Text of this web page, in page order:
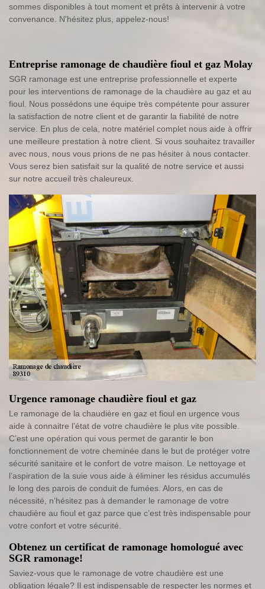
sommes disponibles à tout moment et prêts à intervenir à votre
convenance. N'hésitez plus, appelez-nous!
Entreprise ramonage de chaudière fioul et gaz Molay
SGR ramonage est une entreprise professionnelle et experte
pour les interventions de ramonage de la chaudière au gaz et au
fioul. Nous possédons une équipe très compétente pour assurer
la satisfaction de notre client et de garantir la fiabilité de notre
service. En plus de cela, notre matériel complet nous aide à offrir
une meilleure prestation à notre client. Si vous souhaitez travailler
avec nous, nous vous prions de ne pas hésiter à nous contacter.
Vous serez bien satisfait sur la qualité de notre service et aussi
sur notre accueil très chaleureux.
Urgence ramonage chaudière fioul et gaz
Le ramonage de la chaudière en gaz et fioul en urgence vous
aide à connaitre l’état de votre chaudière le plus vite possible.
C’est une opération qui vous permet de garantir le bon
fonctionnement de votre cheminée dans le but de protéger votre
sécurité sanitaire et le confort de votre maison. Le nettoyage et
l’aspiration de la suie vous aide à éliminer les résidus accumulés
le long des parois de conduit de fumées. Alors, en cas de
nécessité, n’hésitez pas à demander le ramonage de votre
chaudière au fioul et gaz parce que c’est très indispensable pour
votre confort et votre sécurité.
Obtenez un certificat de ramonage homologué avec
SGR ramonage!
Saviez-vous que le ramonage de votre chaudière est une
obligation légale? Il est indispensable de respecter les normes et